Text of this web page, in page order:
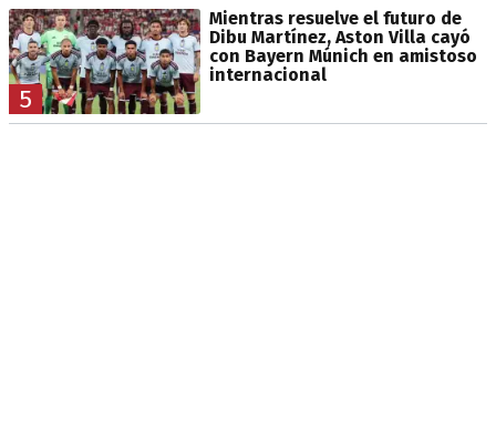
5
Mientras resuelve el futuro de
Dibu Martínez, Aston Villa cayó
con Bayern Múnich en amistoso
internacional